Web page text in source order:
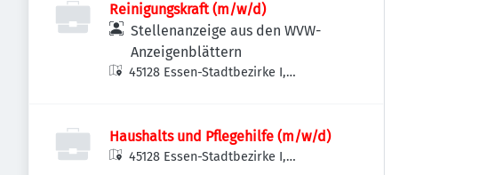
Reinigungskraft (m/w/d)
Stellenanzeige aus den WVW-
Anzeigenblättern
45128 Essen-Stadtbezirke I,
Haushalts und Pflegehilfe (m/w/d)
45128 Essen-Stadtbezirke I,